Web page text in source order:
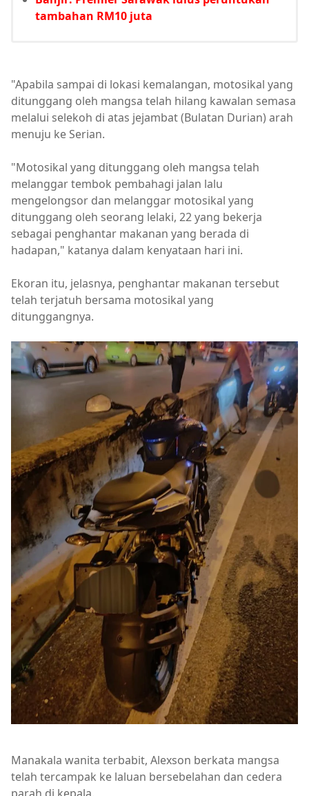
tambahan RM10 juta
"Apabila sampai di lokasi kemalangan, motosikal yang
ditunggang oleh mangsa telah hilang kawalan semasa
melalui selekoh di atas jejambat (Bulatan Durian) arah
menuju ke Serian.
"Motosikal yang ditunggang oleh mangsa telah
melanggar tembok pembahagi jalan lalu
mengelongsor dan melanggar motosikal yang
ditunggang oleh seorang lelaki, 22 yang bekerja
sebagai penghantar makanan yang berada di
hadapan," katanya dalam kenyataan hari ini.
Ekoran itu, jelasnya, penghantar makanan tersebut
telah terjatuh bersama motosikal yang
ditunggangnya.
Manakala wanita terbabit, Alexson berkata mangsa
telah tercampak ke laluan bersebelahan dan cedera